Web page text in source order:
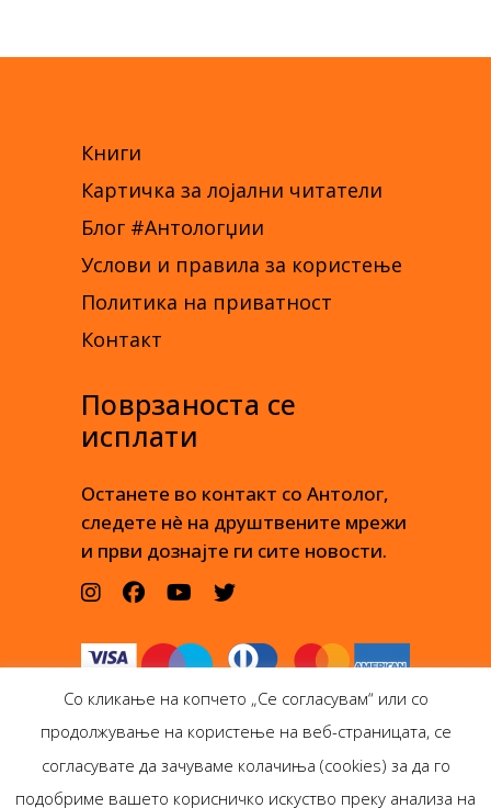
Книги
Картичка за лојални читатели
Блог #Антологџии
Услови и правила за користење
Политика на приватност
Контакт
Поврзаноста се
исплати
Останете во контакт со Антолог,
следете нè на друштвените мрежи
и први дознајте ги сите новости.
Со кликање на копчето „Се согласувам“ или со
продолжување на користење на веб-страницата, се
согласувате да зачуваме колачиња (cookies) за да го
подобриме вашето корисничко искуство преку анализа на